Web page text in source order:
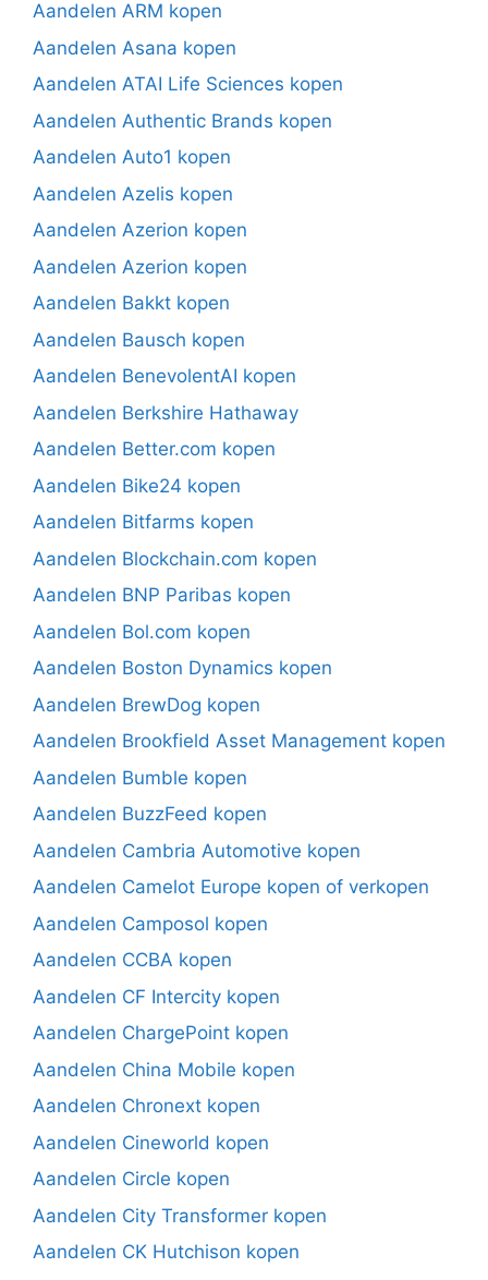
Aandelen ARM kopen
Aandelen Asana kopen
Aandelen ATAI Life Sciences kopen
Aandelen Authentic Brands kopen
Aandelen Auto1 kopen
Aandelen Azelis kopen
Aandelen Azerion kopen
Aandelen Azerion kopen
Aandelen Bakkt kopen
Aandelen Bausch kopen
Aandelen BenevolentAI kopen
Aandelen Berkshire Hathaway
Aandelen Better.com kopen
Aandelen Bike24 kopen
Aandelen Bitfarms kopen
Aandelen Blockchain.com kopen
Aandelen BNP Paribas kopen
Aandelen Bol.com kopen
Aandelen Boston Dynamics kopen
Aandelen BrewDog kopen
Aandelen Brookfield Asset Management kopen
Aandelen Bumble kopen
Aandelen BuzzFeed kopen
Aandelen Cambria Automotive kopen
Aandelen Camelot Europe kopen of verkopen
Aandelen Camposol kopen
Aandelen CCBA kopen
Aandelen CF Intercity kopen
Aandelen ChargePoint kopen
Aandelen China Mobile kopen
Aandelen Chronext kopen
Aandelen Cineworld kopen
Aandelen Circle kopen
Aandelen City Transformer kopen
Aandelen CK Hutchison kopen